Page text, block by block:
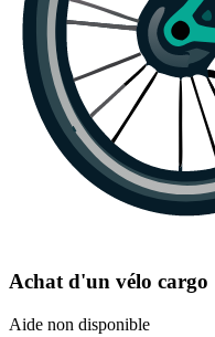
Achat d'un vélo cargo
Aide non disponible